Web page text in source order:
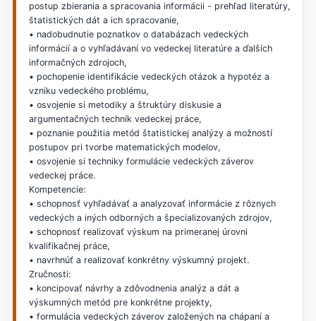
postup zbierania a spracovania informácii - prehľad literatúry,
štatistických dát a ich spracovanie,
• nadobudnutie poznatkov o databázach vedeckých
informácií a o vyhľadávaní vo vedeckej literatúre a ďalších
informačných zdrojoch,
• pochopenie identifikácie vedeckých otázok a hypotéz a
vzniku vedeckého problému,
• osvojenie si metodiky a štruktúry diskusie a
argumentačných techník vedeckej práce,
• poznanie použitia metód štatistickej analýzy a možností
postupov pri tvorbe matematických modelov,
• osvojenie si techniky formulácie vedeckých záverov
vedeckej práce.
Kompetencie:
• schopnosť vyhľadávať a analyzovať informácie z rôznych
vedeckých a iných odborných a špecializovaných zdrojov,
• schopnosť realizovať výskum na primeranej úrovni
kvalifikačnej práce,
• navrhnúť a realizovať konkrétny výskumný projekt.
Zručnosti:
• koncipovať návrhy a zdôvodnenia analýz a dát a
výskumných metód pre konkrétne projekty,
• formulácia vedeckých záverov založených na chápaní a